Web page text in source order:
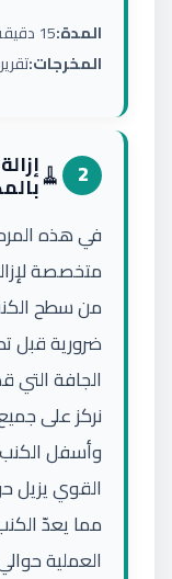
المدة:15 دقيقة
المخرجات:
2
🧹
في هذه
متخصصة
من سطح
ضرورية قبل
الجافة التي
نركز على
وأسفل الكنب
مما يعدّ
العملية حوالي 20